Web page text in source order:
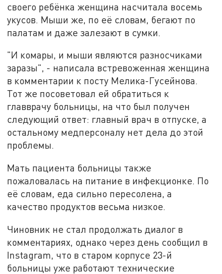
своего ребёнка женщина насчитала восемь
укусов. Мыши же, по её словам, бегают по
палатам и даже залезают в сумки.
"И комары, и мыши являются разносчиками
заразы", - написала встревоженная женщина
в комментарии к посту Мелика-Гусейнова.
Тот же посоветовал ей обратиться к
главврачу больницы, на что был получен
следующий ответ: главный врач в отпуске, а
остальному медперсоналу нет дела до этой
проблемы.
Мать пациента больницы также
пожаловалась на питание в инфекционке. По
её словам, еда сильно пересолена, а
качество продуктов весьма низкое.
Чиновник не стал продолжать диалог в
комментариях, однако через день сообщил в
Instagram, что в старом корпусе 23-й
больницы уже работают технические